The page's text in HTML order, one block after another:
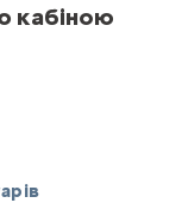
кабіною